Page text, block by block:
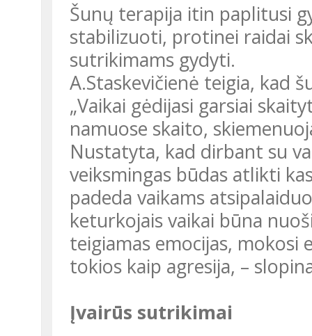
Šunų terapija itin paplitusi gydant vaikus – jų emocinei savijautai
stabilizuoti, protinei raidai
sutrikimams gydyti.
A.Staskevičienė teigia, kad šunys naudojami ir mokant skaityti:
„Vaikai gėdijasi garsiai
namuose skaito,
Nustatyta, kad dirbant su vaikais šunų terapija yra labai
veiksmingas būdas atlikti
padeda vaikams
keturkojais vaikai būna
teigiamas emocijas, mokosi
tokios kaip agresija, –
Įvairūs sutrikimai